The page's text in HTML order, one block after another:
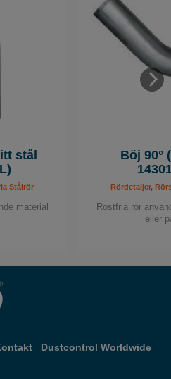
stål
Stålrör
material
Böj 90°
Rördetaljer,
Rostfria rör
eller
Dustcontrol Worldwide